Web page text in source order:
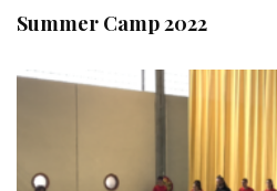
Summer Camp 2022